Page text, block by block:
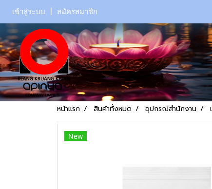
เข้าสู่ระบบ สมัครสมาชิก
หน้าแรก สินค้าทั้งหมด อุปกรณ์สำนักงาน
New